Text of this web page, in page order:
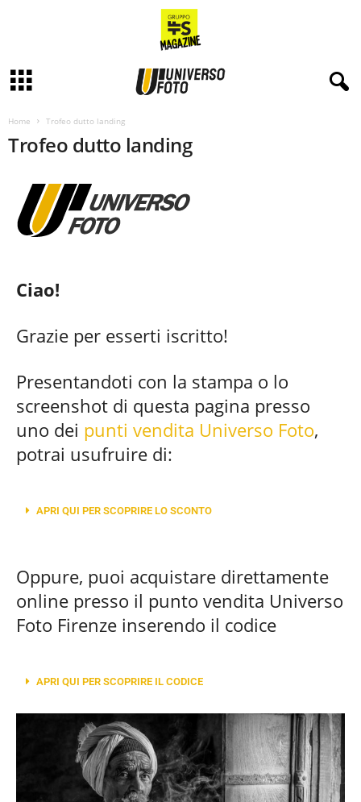
Home Trofeo dutto landing
Trofeo dutto landing
Ciao!
Grazie per esserti iscritto!
Presentandoti con la stampa o lo
screenshot di questa pagina presso
uno dei punti vendita Universo Foto,
potrai usufruire di:
APRI QUI PER SCOPRIRE LO SCONTO
Oppure, puoi acquistare direttamente
online presso il punto vendita Universo
Foto Firenze inserendo il codice
APRI QUI PER SCOPRIRE IL CODICE